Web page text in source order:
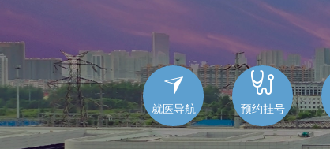

就医导航

预约挂号